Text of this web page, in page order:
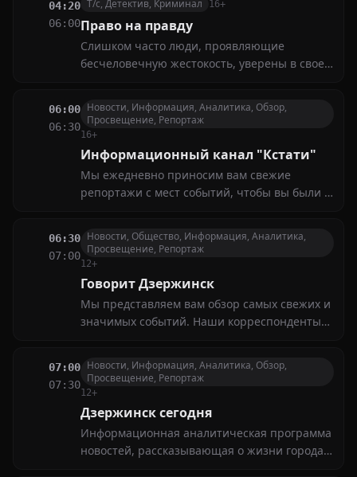
задач — от математических уравнений до
жизненных ситуаций
04:20
06:00
Т/с, Детектив, Криминал 16+
Право на правду
Слишком часто люди, проявляющие
бесчеловечную жестокость, уверены в своей
спецотдела намерены положить этому
конец. Как бы ни были изобретательны
преступники, им никогда не удастся уйти от
справедливого наказания
06:00
06:30
Новости, Информация, Аналитика, Обзор,
Просвещение, Репортаж
16+
Информационный канал "Кстати"
Мы ежедневно приносим вам свежие
репортажи с мест событий, чтобы вы были в
Эксклюзивные интервью, яркие моменты
местной жизни, культурные мероприятия и
спортивные достижения — всё это ждёт вас
в нашем эфире
06:30
07:00
Новости, Общество, Информация, Аналитика,
Просвещение, Репортаж
12+
Говорит Дзержинск
Мы представляем вам обзор самых свежих и
значимых событий. Наши корреспонденты
07:00
07:30
Новости, Информация, Аналитика, Обзор,
Просвещение, Репортаж
12+
Дзержинск сегодня
Информационная аналитическая программа
новостей, рассказывающая о жизни города